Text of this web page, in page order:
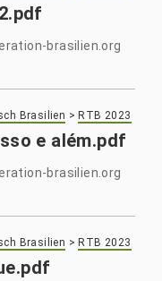
brasilien.org
Brasilien > RTB 2023
e além.pdf
brasilien.org
Brasilien > RTB 2023